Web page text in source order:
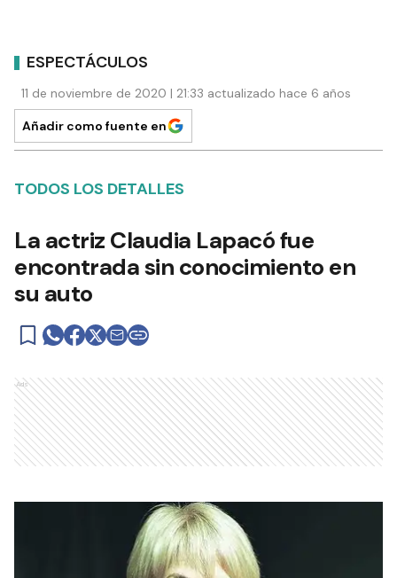
ESPECTÁCULOS
11 de noviembre de 2020 | 21:33 actualizado hace 6 años
Añadir como fuente en
TODOS LOS DETALLES
La actriz Claudia Lapacó fue
encontrada sin conocimiento en
su auto
Ads